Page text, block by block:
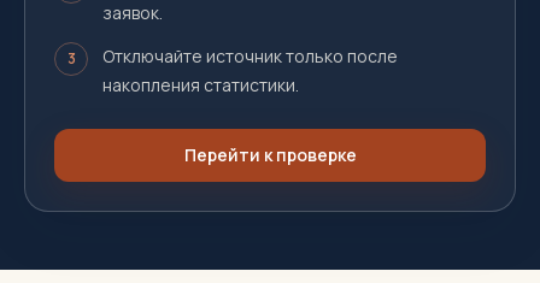
заявок.
3
Отключайте источник только после
накопления статистики.
Перейти к проверке